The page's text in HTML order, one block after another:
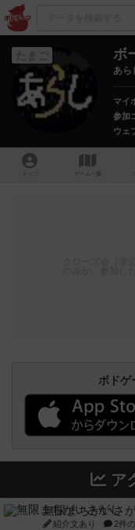
たまご ボ
あら
マイ
参加
ウェ
トップ ゲーム一覧
ボドゲ
ア
無限まちがいさ
紹介文あり 2件